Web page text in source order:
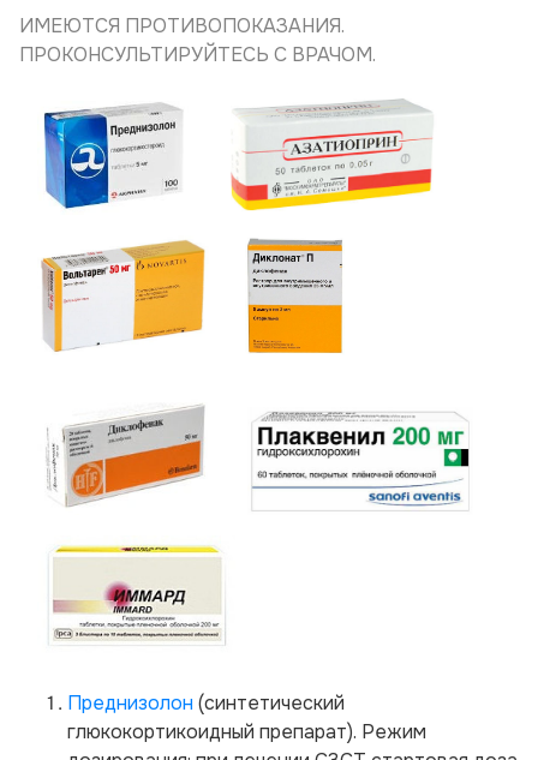
ИМЕЮТСЯ ПРОТИВОПОКАЗАНИЯ.
ПРОКОНСУЛЬТИРУЙТЕСЬ С ВРАЧОМ.
Преднизолон (синтетический
глюкокортикоидный препарат). Режим